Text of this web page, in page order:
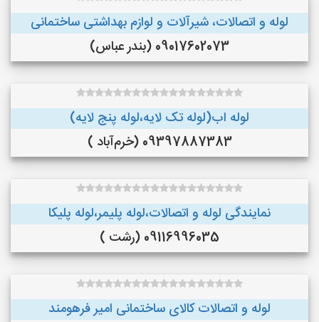
لوله و اتصالات، شیرآلات و لوازم بهداشتی ساختمانی
09017602073 (بندر عباس)
لوله اب(لوله تک لایه،لوله پنج لایه)
09397887383 (خرم‌آباد )
نمایندگی لوله و اتصالات،لوله پلیمر،لوله پلیکا
09116996035 (رشت )
لوله و اتصالات کالای ساختمانی امیر فرهومند